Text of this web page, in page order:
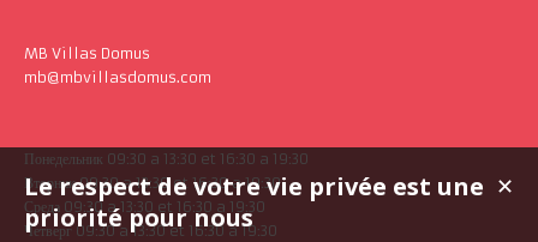
MB Villas Domus
mb@mbvillasdomus.com
Понедельник 09:30 a 13:30 et 16:30 a 19:30
Вторник 09:30 a 13:30 et 16:30 a 19:30
Среда 09:30 a 13:30 et 16:30 a 19:30
Четверг 09:30 a 13:30 et 16:30 a 19:30
✕
Le respect de votre vie privée est une
priorité pour nous